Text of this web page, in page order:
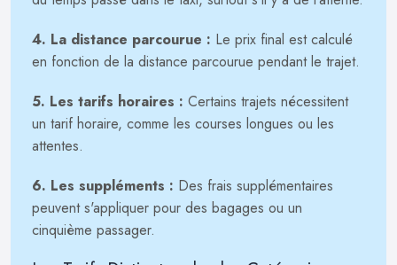
4. La distance parcourue : Le prix final est calculé
en fonction de la distance parcourue pendant le trajet.
5. Les tarifs horaires : Certains trajets nécessitent
un tarif horaire, comme les courses longues ou les
attentes.
6. Les suppléments : Des frais supplémentaires
peuvent s'appliquer pour des bagages ou un
cinquième passager.